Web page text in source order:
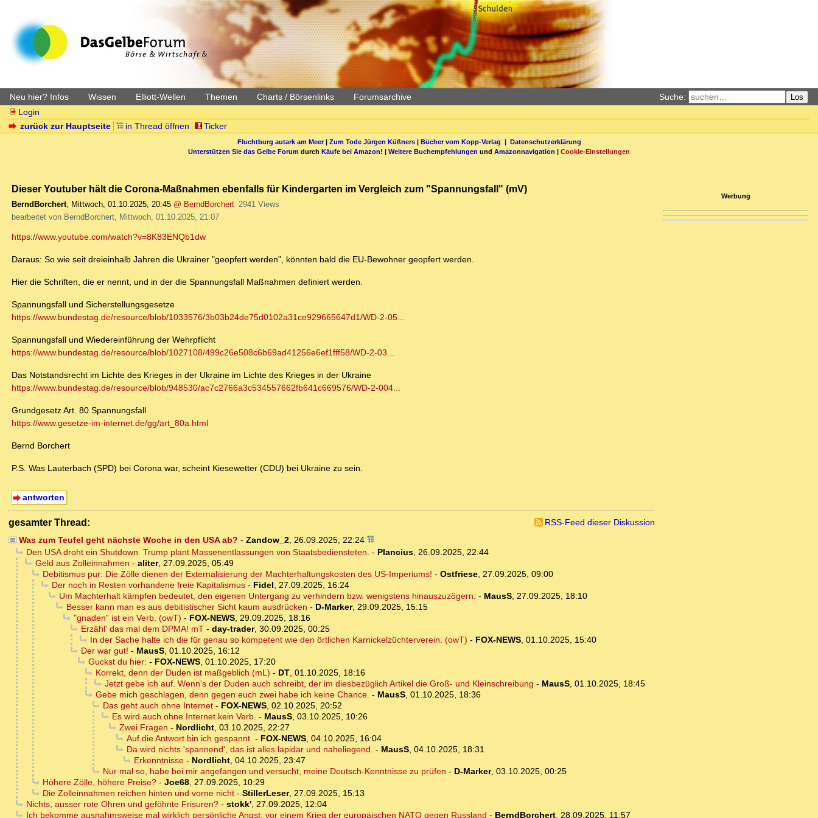
Neu hier? Infos Wissen Elliott-Wellen Themen Charts / Börsenlinks Forumsarchive Suche: Los
Login
zurück zur Hauptseite
in Thread öffnen Ticker
Fluchtburg autark am Meer| Zum Tode Jürgen Küßners| Bücher vom Kopp-Verlag | Datenschutzerklärung
Unterstützen Sie das Gelbe Forum durch Käufe bei Amazon! | Weitere Buchempfehlungen und Amazonnavigation | Cookie-Einstellungen
Dieser Youtuber hält die Corona-Maßnahmen ebenfalls für Kindergarten im Vergleich zum "Spannungsfall" (mV)
BerndBorchert, Mittwoch, 01.10.2025, 20:45 @ BerndBorchert 2941 Views
bearbeitet von BerndBorchert, Mittwoch, 01.10.2025, 21:07
https://www.youtube.com/watch?v=8K83ENQb1dw
Daraus: So wie seit dreieinhalb Jahren die Ukrainer "geopfert werden", könnten bald die EU-Bewohner geopfert werden.
Hier die Schriften, die er nennt, und in der die Spannungsfall Maßnahmen definiert werden.
Spannungsfall und Sicherstellungsgesetze
https://www.bundestag.de/resource/blob/1033576/3b03b24de75d0102a31ce929665647d1/WD-2-05...
Spannungsfall und Wiedereinführung der Wehrpflicht
https://www.bundestag.de/resource/blob/1027108/499c26e508c6b69ad41256e6ef1fff58/WD-2-03...
Das Notstandsrecht im Lichte des Krieges in der Ukraine im Lichte des Krieges in der Ukraine
https://www.bundestag.de/resource/blob/948530/ac7c2766a3c534557662fb641c669576/WD-2-004...
Grundgesetz Art. 80 Spannungsfall
https://www.gesetze-im-internet.de/gg/art_80a.html
Bernd Borchert
P.S. Was Lauterbach (SPD) bei Corona war, scheint Kiesewetter (CDU) bei Ukraine zu sein.
antworten
gesamter Thread:
RSS-Feed dieser Diskussion
Was zum Teufel geht nächste Woche in den USA ab? - Zandow_2, 26.09.2025, 22:24
Den USA droht ein Shutdown. Trump plant Massenentlassungen von Staatsbediensteten. - Plancius, 26.09.2025, 22:44
Geld aus Zolleinnahmen - aliter, 27.09.2025, 05:49
Debitismus pur: Die Zölle dienen der Externalisierung der Machterhaltungskosten des US-Imperiums! - Ostfriese, 27.09.2025, 09:00
Der noch in Resten vorhandene freie Kapitalismus- Fidel, 27.09.2025, 16:24
Um Machterhalt kämpfen bedeutet, den eigenen Untergang zu verhindern bzw. wenigstens hinauszuzögern. - MausS, 27.09.2025, 18:10
Besser kann man es aus debitistischer Sicht kaum ausdrücken - D-Marker, 29.09.2025, 15:15
"gnaden" ist ein Verb. (owT) - FOX-NEWS, 29.09.2025, 18:16
Erzähl' das mal dem DPMA! mT- day-trader, 30.09.2025, 00:25
In der Sache halte ich die für genau so kompetent wie den örtlichen Karnickelzüchterverein. (owT) - FOX-NEWS, 01.10.2025, 15:40
Der war gut! - MausS, 01.10.2025, 16:12
Guckst du hier: - FOX-NEWS, 01.10.2025, 17:20
Korrekt, denn der Duden ist maßgeblich (mL) - DT, 01.10.2025, 18:16
Jetzt gebe ich auf. Wenn's der Duden auch schreibt, der im diesbezüglich Artikel die Groß- und Kleinschreibung - MausS, 01.10.2025, 18:45
Gebe mich geschlagen, denn gegen euch zwei habe ich keine Chance. - MausS, 01.10.2025, 18:36
Das geht auch ohne Internet- FOX-NEWS, 02.10.2025, 20:52
Es wird auch ohne Internet kein Verb. - MausS, 03.10.2025, 10:26
Zwei Fragen - Nordlicht, 03.10.2025, 22:27
Auf die Antwort bin ich gespannt. - FOX-NEWS, 04.10.2025, 16:04
Da wird nichts 'spannend', das ist alles lapidar und naheliegend. - MausS, 04.10.2025, 18:31
Erkenntnisse- Nordlicht, 04.10.2025, 23:47
Nur mal so, habe bei mir angefangen und versucht, meine Deutsch-Kenntnisse zu prüfen - D-Marker, 03.10.2025, 00:25
Höhere Zölle, höhere Preise?- Joe68, 27.09.2025, 10:29
Die Zolleinnahmen reichen hinten und vorne nicht- StillerLeser, 27.09.2025, 15:13
Nichts, ausser rote Ohren und geföhnte Frisuren?- stokk', 27.09.2025, 12:04
Ich bekomme ausnahmsweise mal wirklich persönliche Angst: vor einem Krieg der europäischen NATO gegen Russland - BerndBorchert, 28.09.2025, 11:57
Werbung